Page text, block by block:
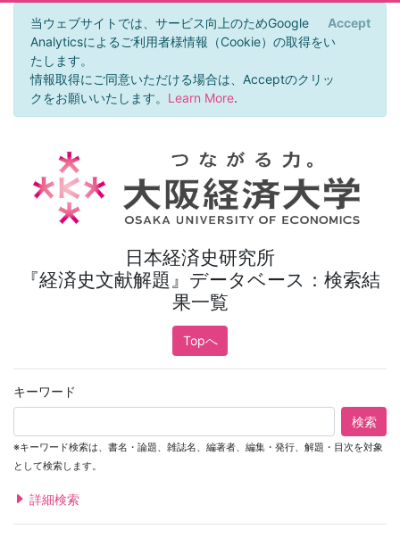
当ウェブサイトでは、サービス向上のためGoogle
Analyticsによるご利用者様情報（Cookie）の取得をい
たします。
情報取得にご同意いただける場合は、Acceptのクリッ
クをお願いいたします。 Learn More.
Accept
日本経済史研究所
『経済史文献解題』データベース：検索結
果一覧
Topへ
キーワード
検索
※キーワード検索は、書名・論題、雑誌名、編著者、編集・発行、解題・目次を対象
として検索します。
詳細検索